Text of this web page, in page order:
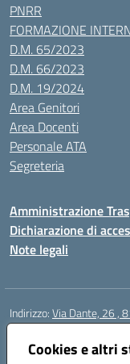
Cookies e altri
PNRR
FORMAZIONE
D.M. 65/2023
D.M. 66/2023
D.M. 19/2024
Area Genitori
Area Docenti
Personale ATA
Segreteria
Amministrazione
Dichiarazione di
Note legali
Indirizzo:Via Dante, 26 ,
Centralino:
Posta elettronica